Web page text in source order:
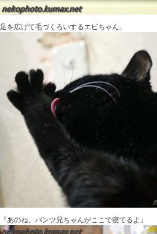
足を広げて毛づくろいするエビちゃん。
『あのね、パンツ兄ちゃんがここで寝てるよ』